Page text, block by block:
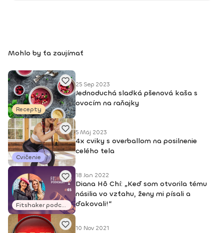
Mohlo by ťa zaujímať
Recepty
25 Sep 2023
Jednoduchá sladká pšenová kaša s
ovocím na raňajky
Cvičenie
5 Máj 2023
4x cviky s overballom na posilnenie
celého tela
Fitshaker podcasty
18 Jan 2022
Diana Hô Chí: „Keď som otvorila tému
násilia vo vzťahu, ženy mi písali a
ďakovali!“
10 Nov 2021